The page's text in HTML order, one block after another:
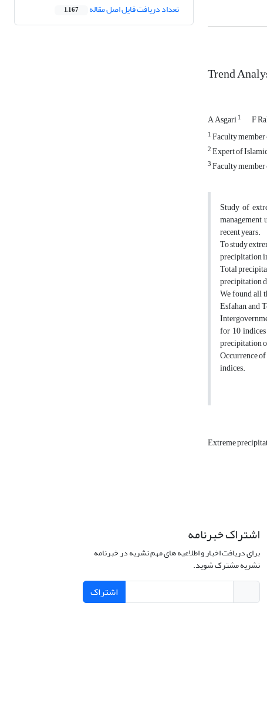
Trend
A Asgari1 F
1Faculty
2Expert of
3Faculty
Study of
recent years.
To study
precipitation
Total
precipitation
We found all
Esfahan, and
for 10
precipitation
Occurrence
indices.
Extreme
تعداد دریافت فایل اصل مقاله 1,167
اشتراک خبرنامه
برای دریافت اخبار و اطلاعیه های مهم نشریه در خبرنامه
نشریه مشترک شوید.
اشتراک